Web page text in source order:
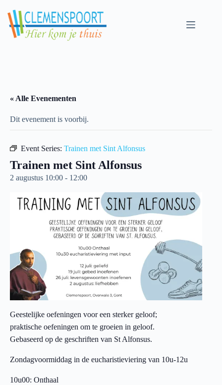
content
« Alle Evenementen
Dit evenement is voorbij.
Event Series: Trainen met Sint Alfonsus
Trainen met Sint Alfonsus
2 augustus 10:00 - 12:00
Geestelijke oefeningen voor een sterker geloof;
praktische oefeningen om te groeien in geloof.
Gebaseerd op de geschriften van St Alfonsus.
Zondagvoormiddag in de eucharistieviering van 10u-12u
10u00: Onthaal